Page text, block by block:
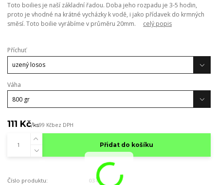
Toto boilies je naší základní řadou. Doba jeho rozpadu je 3-5 hodin,
proto je vhodné na krátné vycházky k vodě, i jako přídavek do krmných
směsí. Toto boilie vyrábíme v průměru 20mm. celý popis
Příchuť
Váha
111 Kč/ks99 Kčbez DPH
Přidat do košíku
Číslo produktu: 034